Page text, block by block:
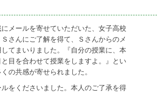
メールを寄せていただいた、女子高校
さんにご了解を得て、Ｓさんからのメ
てまいりました。『自分の授業に、本
目を合わせて授業をしますよ。』とい
の共感が寄せられました。
をくださいました。本人のご了承を得